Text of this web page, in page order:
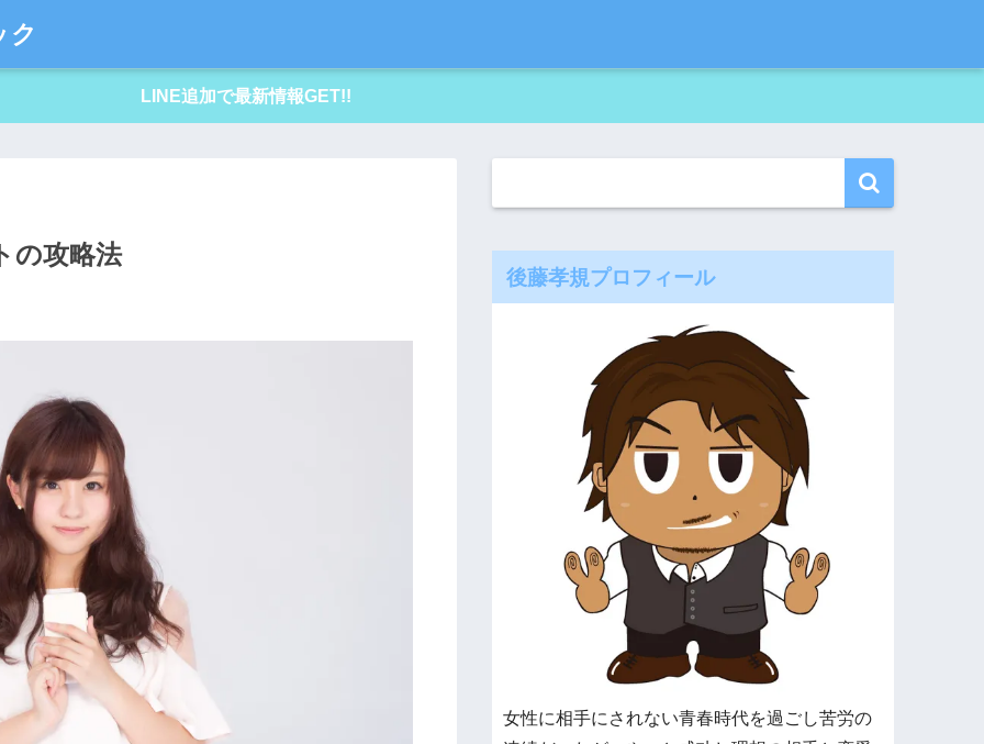
ク
LINE追加で最新情報GET!!
の攻略法
後藤孝規プロフィール
女性に相手にされない青春時代を過ごし苦労の